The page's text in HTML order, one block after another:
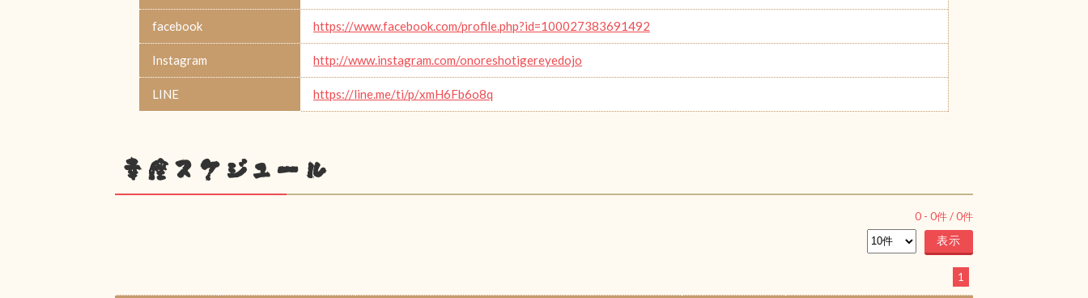
facebook https://www.facebook.com/profile.php?id=100027383691492
Instagram http://www.instagram.com/onoreshotigereyedojo
LINE https://line.me/ti/p/xmH6Fb6o8q
幸座スケジュール
0 - 0件 /0件
1